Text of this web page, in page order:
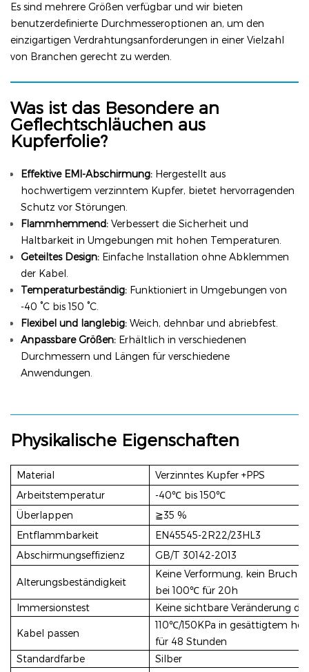
Es sind mehrere Größen verfügbar und wir bieten
benutzerdefinierte Durchmesseroptionen an, um den
einzigartigen Verdrahtungsanforderungen in einer Vielzahl
von Branchen gerecht zu werden.
Was ist das Besondere an
Geflechtschläuchen aus
Kupferfolie?
Effektive EMI-Abschirmung: Hergestellt aus
hochwertigem verzinntem Kupfer, bietet hervorragenden
Schutz vor Störungen.
Flammhemmend: Verbessert die Sicherheit und
Haltbarkeit in Umgebungen mit hohen Temperaturen.
Geteiltes Design: Einfache Installation ohne Abklemmen
der Kabel.
Temperaturbeständig: Funktioniert in Umgebungen von
-40 °C bis 150 °C.
Flexibel und langlebig: Weich, dehnbar und abriebfest.
Anpassbare Größen: Erhältlich in verschiedenen
Durchmessern und Längen für verschiedene
Anwendungen.
Physikalische Eigenschaften
Material
Verzinntes Kupfer +PPS
Arbeitstemperatur
-40℃ bis 150℃
Überlappen
≧35 %
Entflammbarkeit
EN45545-2R22/23HL3
Abschirmungseffizienz
GB/T 30142-2013
Alterungsbeständigkeit
Keine Verformung, kein Bruch
bei 100℃ für 20h
Immersionstest
Keine sichtbare Veränderung
Kabel passen
110℃/150KPa in gesättigtem
für 48 Stunden
Standardfarbe
Silber